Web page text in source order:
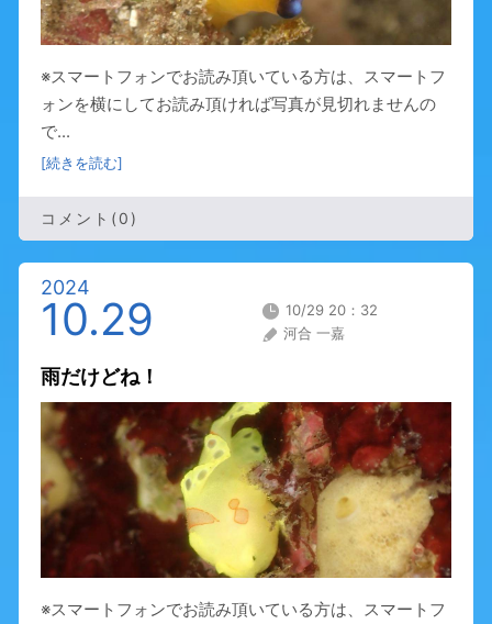
※スマートフォンでお読み頂いている方は、スマートフ
ォンを横にしてお読み頂ければ写真が見切れませんの
で...
[続きを読む]
コメント(0)
2024
10.29
10/29 20：32
河合 一嘉
雨だけどね！
※スマートフォンでお読み頂いている方は、スマートフ